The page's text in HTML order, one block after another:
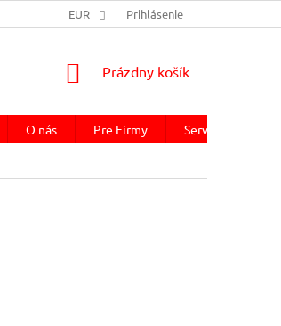
EUR Prihlásenie
NÁKUPNÝ
Prázdny košík
O nás Pre Firmy
Servis kávovaru